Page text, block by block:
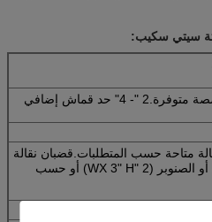
سيتي سكيب:
2. الأحجام المخصصة متوفرة.2 "- 4" حد قماش إضافي
متاحة حسب المتطلبات.قضبان نقالة
من خشب التنوب أو الصنوبر (2 "WX 3" H) أو حسب